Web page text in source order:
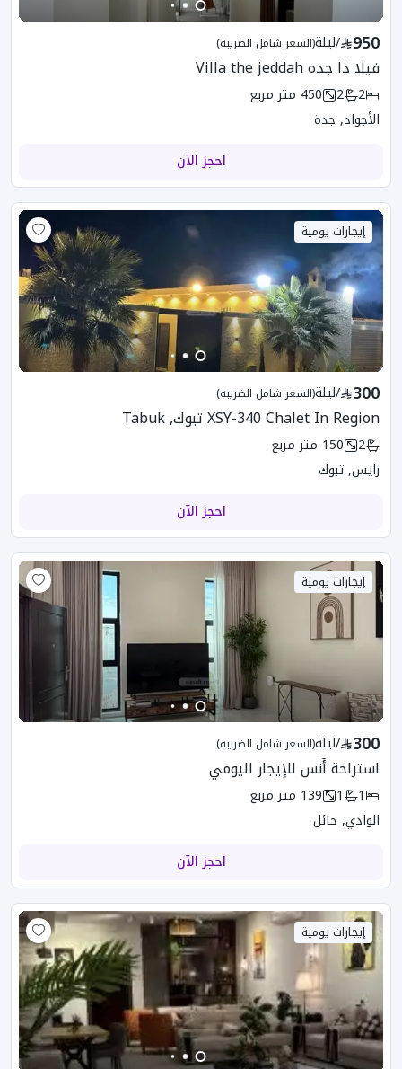
950
/ليلة(السعر شامل الضريبه)
فيلا ذا جده Villa the jeddah
2
2
450 متر مربع
الأجواد, جدة
احجز الآن
إيجارات يومية
300
/ليلة(السعر شامل الضريبه)
XSY-340 Chalet In Region تبوك, Tabuk
2
150 متر مربع
رايس, تبوك
احجز الآن
إيجارات يومية
300
/ليلة(السعر شامل الضريبه)
استراحة أُنس للإيجار اليومي
1
1
139 متر مربع
الوادي, حائل
احجز الآن
إيجارات يومية